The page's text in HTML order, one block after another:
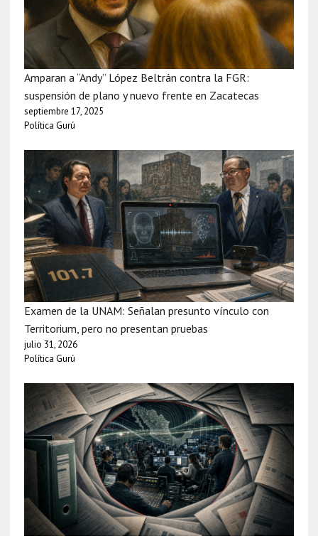
Amparan a “Andy” López Beltrán contra la FGR:
suspensión de plano y nuevo frente en Zacatecas
septiembre 17, 2025
Política Gurú
Examen de la UNAM: Señalan presunto vínculo con
Territorium, pero no presentan pruebas
julio 31, 2026
Política Gurú